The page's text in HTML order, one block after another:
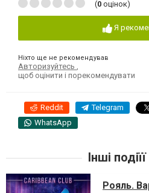
(0 оцінок)
Я
Ніхто ще не рекомендував
Авторизуйтесь
щоб оцінити і порекомендувати
Reddit Telegram
WhatsApp
Інші
Рояль.